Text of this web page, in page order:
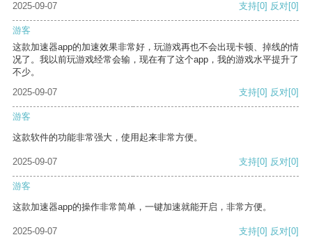
2025-09-07
支持[0] 反对[0]
游客
这款加速器app的加速效果非常好，玩游戏再也不会出现卡顿、掉线的情
况了。我以前玩游戏经常会输，现在有了这个app，我的游戏水平提升了
不少。
2025-09-07
支持[0] 反对[0]
游客
这款软件的功能非常强大，使用起来非常方便。
2025-09-07 支持[0] 反对[0]
游客
这款加速器app的操作非常简单，一键加速就能开启，非常方便。
2025-09-07 支持[0] 反对[0]